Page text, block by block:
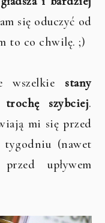
się oduczyć od
to co chwilę. ;)
wszelkie stany
szybciej.
mi się przed
(nawet
upływem